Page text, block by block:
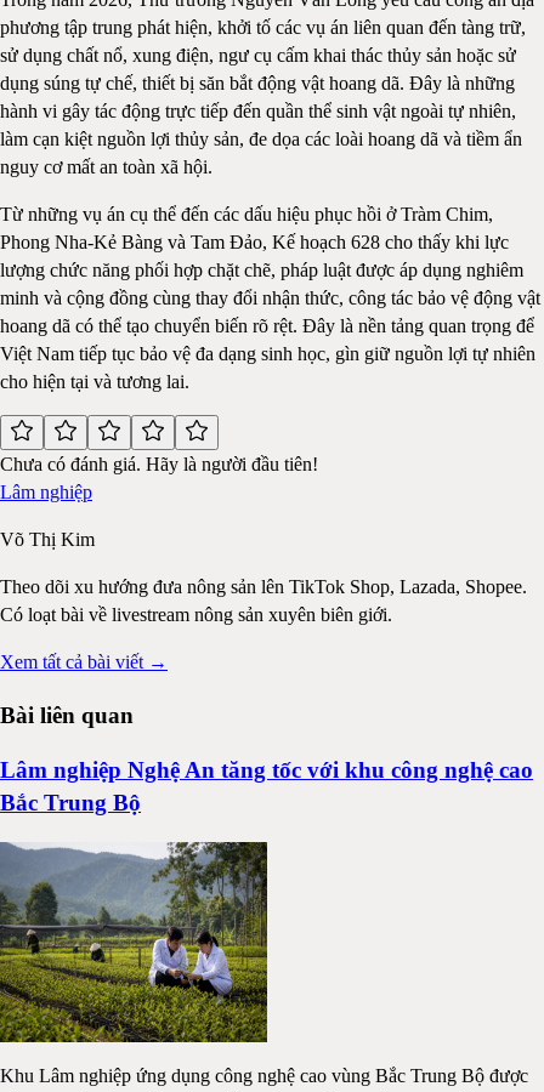
phương tập trung phát hiện, khởi tố các vụ án liên quan đến tàng trữ,
sử dụng chất nổ, xung điện, ngư cụ cấm khai thác thủy sản hoặc sử
dụng súng tự chế, thiết bị săn bắt động vật hoang dã. Đây là những
hành vi gây tác động trực tiếp đến quần thể sinh vật ngoài tự nhiên,
làm cạn kiệt nguồn lợi thủy sản, đe dọa các loài hoang dã và tiềm ẩn
nguy cơ mất an toàn xã hội.
Từ những vụ án cụ thể đến các dấu hiệu phục hồi ở Tràm Chim,
Phong Nha-Kẻ Bàng và Tam Đảo, Kế hoạch 628 cho thấy khi lực
lượng chức năng phối hợp chặt chẽ, pháp luật được áp dụng nghiêm
minh và cộng đồng cùng thay đổi nhận thức, công tác bảo vệ động vật
hoang dã có thể tạo chuyển biến rõ rệt. Đây là nền tảng quan trọng để
Việt Nam tiếp tục bảo vệ đa dạng sinh học, gìn giữ nguồn lợi tự nhiên
cho hiện tại và tương lai.
Chưa có đánh giá. Hãy là người đầu tiên!
Lâm nghiệp
Võ Thị Kim
Theo dõi xu hướng đưa nông sản lên TikTok Shop, Lazada, Shopee.
Có loạt bài về livestream nông sản xuyên biên giới.
Xem tất cả bài viết →
Bài liên quan
Lâm nghiệp Nghệ An tăng tốc với khu công nghệ cao
Bắc Trung Bộ
Khu Lâm nghiệp ứng dụng công nghệ cao vùng Bắc Trung Bộ được